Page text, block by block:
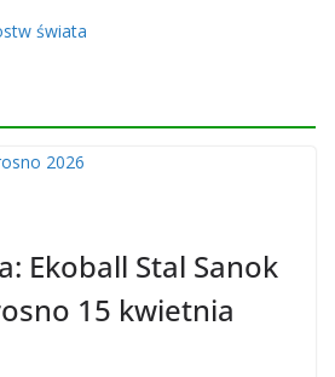
świata
Ekoball Stal Sanok
15 kwietnia